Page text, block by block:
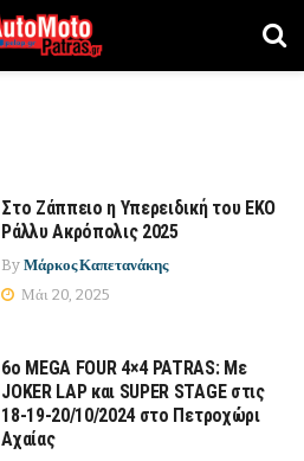
Στο Ζάππειο η Υπερειδική του ΕΚΟ
Ράλλυ Ακρόπολις 2025
By Μάρκος Καπετανάκης
Μάι 20, 2025
6ο MEGA FOUR 4×4 PATRAS: Με
JOKER LAP και SUPER STAGE στις
18-19-20/10/2024 στο Πετροχώρι
Αχαίας